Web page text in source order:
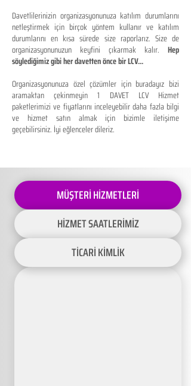
Davetlilerinizin organizasyonunuza katılım durumlarını
netleştirmek için birçok yöntem kullanır ve katılım
durumlarını en kısa sürede size raporlarız. Size de
organizasyonunuzun keyfini çıkarmak kalır. Hep
söylediğimiz gibi her davetten önce bir LCV...
Organizasyonunuza özel çözümler için buradayız bizi
aramaktan çekinmeyin 1 DAVET LCV Hizmet
paketlerimizi ve fiyatlarını inceleyebilir daha fazla bilgi
ve hizmet satın almak için bizimle iletişime
geçebilirsiniz. İyi eğlenceler dileriz.
MÜŞTERİ HİZMETLERİ
HİZMET SAATLERİMİZ
TİCARİ KİMLİK